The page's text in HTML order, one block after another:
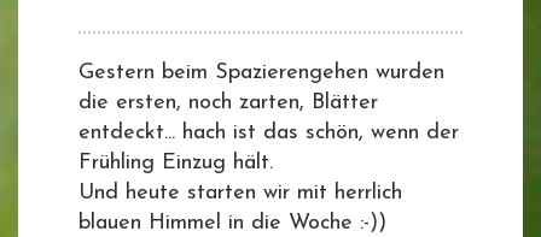
Gestern beim Spazierengehen wurden
die ersten, noch zarten, Blätter
entdeckt... hach ist das schön, wenn der
Frühling Einzug hält.
Und heute starten wir mit herrlich
blauen Himmel in die Woche :-))